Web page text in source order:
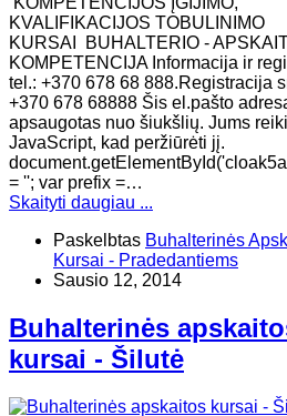
KVALIFIKACIJOS TOBULINIMO
KURSAI BUHALTERIO -
KOMPETENCIJA Informacija ir
tel.: +370 678 68 888.Registracija
+370 678 68888 Šis el.pašto
apsaugotas nuo šiukšlių. Jums
JavaScript, kad peržiūrėti jį.
= ''; var prefix =…
Skaityti daugiau ...
Paskelbtas Buhalterinės
Kursai - Pradedantiems
Sausio 12, 2014
Buhalterinės
kursai - Šilutė